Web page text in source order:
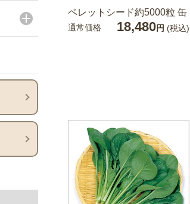
ペレットシード約5000粒 缶
通常価格 18,480円 (税込)